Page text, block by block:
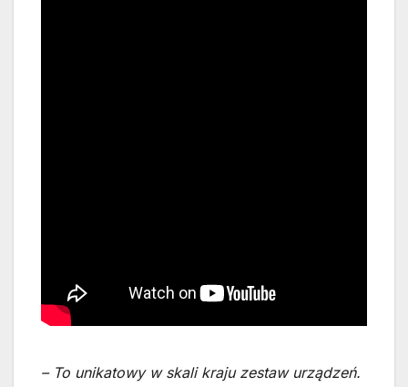
– To unikatowy w skali kraju zestaw urządzeń.